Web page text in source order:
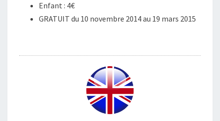
Enfant : 4€
GRATUIT du 10 novembre 2014 au 19 mars 2015